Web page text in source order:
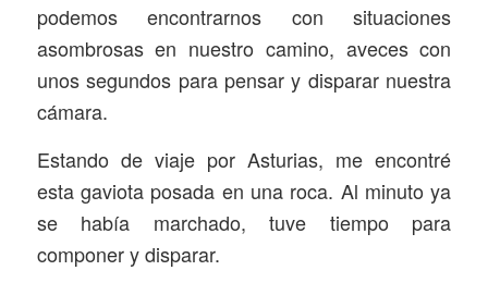
podemos encontrarnos con situaciones
asombrosas en nuestro camino, aveces con
unos segundos para pensar y disparar nuestra
cámara.
Estando de viaje por Asturias, me encontré
esta gaviota posada en una roca. Al minuto ya
se había marchado, tuve tiempo para
componer y disparar.